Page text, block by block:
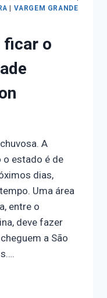
VARGEM GRANDE
ficar o
A
o estado é de
dias,
Uma área
entre o
deve fazer
a São